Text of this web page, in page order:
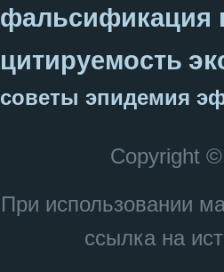
фальсификация
цитируемость
советы эпидемия
Copyright
При использовании
ссылка на